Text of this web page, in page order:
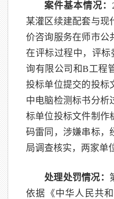
案件基本情况：
某灌区续建配套与现
价咨询服务在师市公
在评标过程中，评
询有限公司和B工程
投标单位提交的投标
中电脑检测标书分析
标单位投标文件制作
码雷同，涉嫌串标，
局调查核实，两家单
处理处罚情况：
依据《中华人民共